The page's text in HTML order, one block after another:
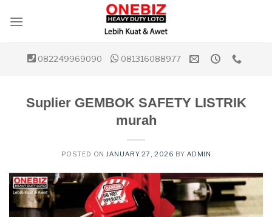
082249969090 081316088977
Suplier GEMBOK SAFETY LISTRIK
murah
POSTED ON JANUARY 27, 2026 BY ADMIN